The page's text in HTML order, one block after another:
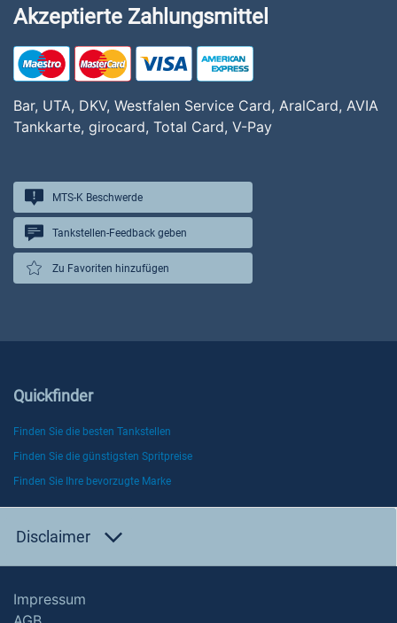
Akzeptierte Zahlungsmittel
Bar, UTA, DKV, Westfalen Service Card, AralCard, AVIA
Tankkarte, girocard, Total Card, V-Pay
MTS-K Beschwerde
Tankstellen-Feedback geben
Zu Favoriten hinzufügen
Quickfinder
Finden Sie die besten Tankstellen
Finden Sie die günstigsten Spritpreise
Finden Sie Ihre bevorzugte Marke
Disclaimer
Impressum